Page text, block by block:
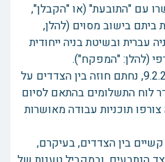
עם "התובעת" (או "הקבלן",
ביתם בישוב מסוים (להלן,
עברית ובשיטת בניה ייחודית
בתאריך י"ג שבט תשע"ז, 9.2.2017, נחתם חוזה בין הצדדים על
הוסדר לוח התשלומים בהתאם לסיום
תוכניות עבודה מאושרות
בין הצדדים, בעיקרם,